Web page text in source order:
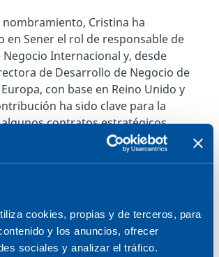
cookies, propias y de terceros, para
y los anuncios, ofrecer
sociales y analizar el tráfico.
nombramiento, Cristina ha
en Sener el rol de responsable de
Internacional y, desde
de Desarrollo de Negocio de
con base en Reino Unido y
ha sido clave para la
contratos estratégicos
(Alta Velocidad Londres a
el tranvía de Edimburgo o la nueva